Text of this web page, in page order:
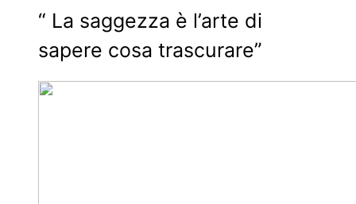
“ La saggezza è l’arte di
sapere cosa trascurare”